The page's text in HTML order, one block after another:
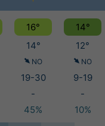
16°
14°
14° 12°
NO NO
19-30
9-19
-
-
45% 10%